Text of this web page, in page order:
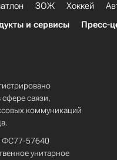
ЗОЖ Хоккей
и сервисы Пресс-
связи,
коммуникаций
ФС77-57640
унитарное